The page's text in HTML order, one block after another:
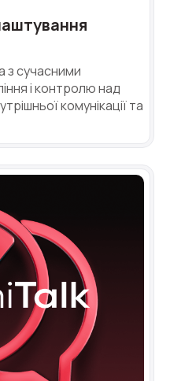
з сучасними
і контролю над
комунікації та